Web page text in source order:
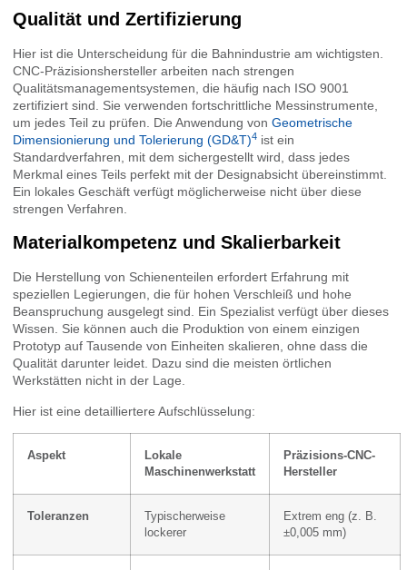
Qualität und Zertifizierung
Hier ist die Unterscheidung für die Bahnindustrie am wichtigsten.
CNC-Präzisionshersteller arbeiten nach strengen
Qualitätsmanagementsystemen, die häufig nach ISO 9001
zertifiziert sind. Sie verwenden fortschrittliche Messinstrumente,
um jedes Teil zu prüfen. Die Anwendung von Geometrische
Dimensionierung und Tolerierung (GD&T)4 ist ein
Standardverfahren, mit dem sichergestellt wird, dass jedes
Merkmal eines Teils perfekt mit der Designabsicht übereinstimmt.
Ein lokales Geschäft verfügt möglicherweise nicht über diese
strengen Verfahren.
Materialkompetenz und Skalierbarkeit
Die Herstellung von Schienenteilen erfordert Erfahrung mit
speziellen Legierungen, die für hohen Verschleiß und hohe
Beanspruchung ausgelegt sind. Ein Spezialist verfügt über dieses
Wissen. Sie können auch die Produktion von einem einzigen
Prototyp auf Tausende von Einheiten skalieren, ohne dass die
Qualität darunter leidet. Dazu sind die meisten örtlichen
Werkstätten nicht in der Lage.
Hier ist eine detailliertere Aufschlüsselung:
Aspekt
Lokale
Maschinenwerkstatt
Präzisions-CNC-
Hersteller
Toleranzen
Typischerweise
lockerer
Extrem eng (z. B.
±0,005 mm)